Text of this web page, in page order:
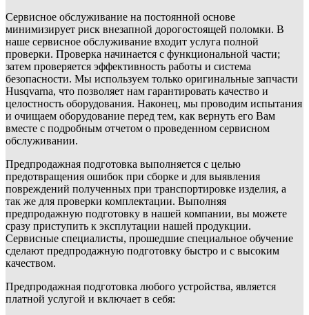
Сервисное обслуживание на постоянной основе
минимизирует риск внезапной дорогостоящей поломки. В
наше сервисное обслуживание входит услуга полной
проверки. Проверка начинается с функциональной части;
затем проверяется эффективность работы и система
безопасности. Мы используем только оригинальные запчасти
Husqvarna, что позволяет нам гарантировать качество и
целостность оборудования. Наконец, мы проводим испытания
и очищаем оборудование перед тем, как вернуть его Вам
вместе с подробным отчетом о проведенном сервисном
обслуживании.
Предпродажная подготовка выполняется с целью
предотвращения ошибок при сборке и для выявления
повреждений полученных при транспортировке изделия, а
так же для проверки комплектации. Выполняя
предпродажную подготовку в нашей компании, вы можете
сразу приступить к эксплутации нашей продукции.
Сервисные специалисты, прошедшие специальное обучение
сделают предпродажную подготовку быстро и с высоким
качеством.
Предпродажная подготовка любого устройства, является
платной услугой и включает в себя: